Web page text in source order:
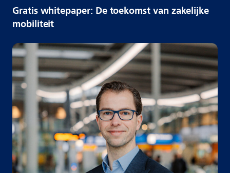
Gratis whitepaper: De toekomst van zakelijke
mobiliteit